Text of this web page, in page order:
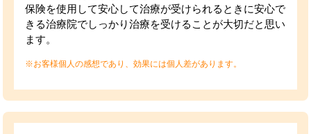
保険を使用して安心して治療が受けられるときに安心で
きる治療院でしっかり治療を受けることが大切だと思い
ます。
※お客様個人の感想であり、効果には個人差があります。